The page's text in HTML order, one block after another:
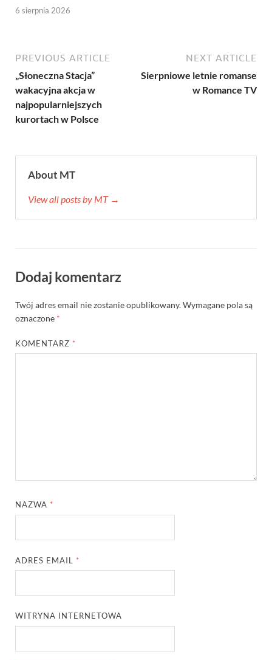
6 sierpnia 2026
PREVIOUS ARTICLE
„Słoneczna Stacja”
wakacyjna akcja w
najpopularniejszych
kurortach w Polsce
NEXT ARTICLE
Sierpniowe letnie romanse
w Romance TV
About MT
View all posts by MT →
Dodaj komentarz
Twój adres email nie zostanie opublikowany.Wymagane pola są
oznaczone *
KOMENTARZ *
NAZWA *
ADRES EMAIL *
WITRYNA INTERNETOWA